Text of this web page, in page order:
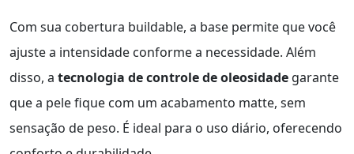
Com sua cobertura buildable, a base permite que você
ajuste a intensidade conforme a necessidade. Além
disso, a tecnologia de controle de oleosidade garante
que a pele fique com um acabamento matte, sem
sensação de peso. É ideal para o uso diário, oferecendo